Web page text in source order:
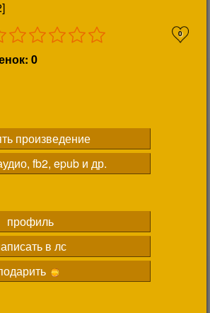
0
0
произведение
fb2, epub и др.
профиль
в лс